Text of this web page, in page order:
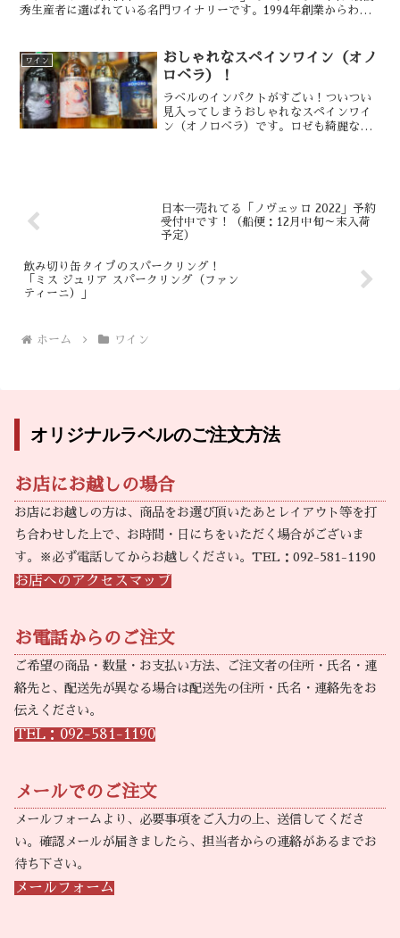
秀生産者に選ばれている名門ワイナリーです。1994年創業からわず
ワイン
おしゃれなスペインワイン（オノ
ロベラ）！
ラベルのインパクトがすごい！ついつい
見入ってしまうおしゃれなスペインワイ
ン（オノロベラ）です。ロゼも綺麗な色
日本一売れてる「ノヴェッロ 2022」予約
受付中です！（船便：12月中旬～末入荷
予定）
飲み切り缶タイプのスパークリング！
「ミス ジュリア スパークリング（ファン
ティーニ）」
ホーム ワイン
オリジナルラベルのご注文方法
お店にお越しの場合
お店にお越しの方は、商品をお選び頂いたあとレイアウト等を打
ち合わせした上で、お時間・日にちをいただく場合がございま
す。※必ず電話してからお越しください。TEL：092-581-1190
お店へのアクセスマップ
お電話からのご注文
ご希望の商品・数量・お支払い方法、ご注文者の住所・氏名・連
絡先と、配送先が異なる場合は配送先の住所・氏名・連絡先をお
伝えください。
TEL：092-581-1190
メールでのご注文
メールフォームより、必要事項をご入力の上、送信してくださ
い。確認メールが届きましたら、担当者からの連絡があるまでお
待ち下さい。
メールフォーム